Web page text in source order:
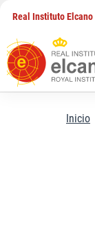
contenido
Real Instituto Elcano
Inicio